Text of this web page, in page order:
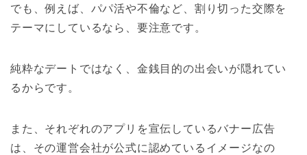
でも、例えば、パパ活や不倫など、割り切った交際を
テーマにしているなら、要注意です。
純粋なデートではなく、金銭目的の出会いが隠れてい
るからです。
また、それぞれのアプリを宣伝しているバナー広告
は、その運営会社が公式に認めているイメージなの